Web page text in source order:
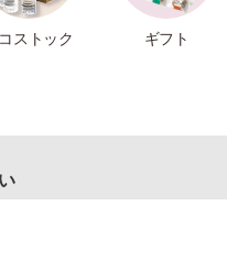
ストック ギフト